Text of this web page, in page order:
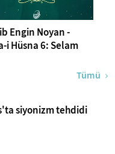
Engin Noyan -
i Hüsna 6: Selam
Tümü
siyonizm tehdidi